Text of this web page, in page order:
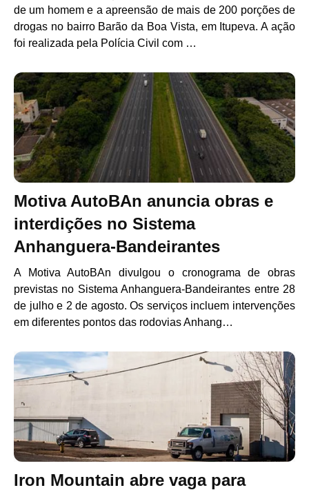
de um homem e a apreensão de mais de 200 porções de
drogas no bairro Barão da Boa Vista, em Itupeva. A ação
foi realizada pela Polícia Civil com …
Motiva AutoBAn anuncia obras e
interdições no Sistema
Anhanguera-Bandeirantes
A Motiva AutoBAn divulgou o cronograma de obras
previstas no Sistema Anhanguera-Bandeirantes entre 28
de julho e 2 de agosto. Os serviços incluem intervenções
em diferentes pontos das rodovias Anhang…
Iron Mountain abre vaga para